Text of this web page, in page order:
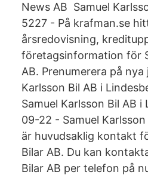
News AB Samuel
5227 - På krafman.se
årsredovisning,
företagsinformation för
AB. Prenumerera på nya
Karlsson Bil AB i
Samuel Karlsson Bil AB
09-22 - Samuel
är huvudsaklig kontakt
Bilar AB. Du kan
Bilar AB per telefon på